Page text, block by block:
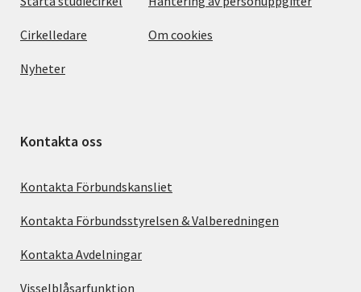
Cirkelledare
Nyheter
Om cookies
Kontakta oss
Kontakta Förbundskansliet
Kontakta Förbundsstyrelsen & Valberedningen
Kontakta Avdelningar
Visselblåsarfunktion